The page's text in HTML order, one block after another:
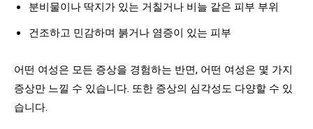
분비물이나 딱지가 있는 거칠거나 비늘 같은 피부 부위
건조하고 민감하며 붉거나 염증이 있는 피부
어떤 여성은 모든 증상을 경험하는 반면, 어떤 여성은 몇 가지
증상만 느낄 수 있습니다. 또한 증상의 심각성도 다양할 수 있
습니다.